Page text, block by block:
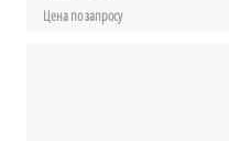
Цена по запросу